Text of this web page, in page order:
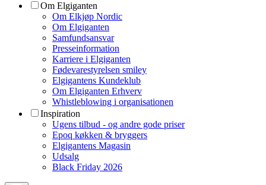
Om Elgiganten
Om Elkjøp Nordic
Om Elgiganten
Samfundsansvar
Presseinformation
Karriere i Elgiganten
Fødevarestyrelsen smiley
Elgigantens Kundeklub
Om Elgiganten Erhverv
Whistleblowing i organisationen
Inspiration
Ugens tilbud - og andre gode priser
Epoq køkken & bryggers
Elgigantens Magasin
Udsalg
Black Friday 2026